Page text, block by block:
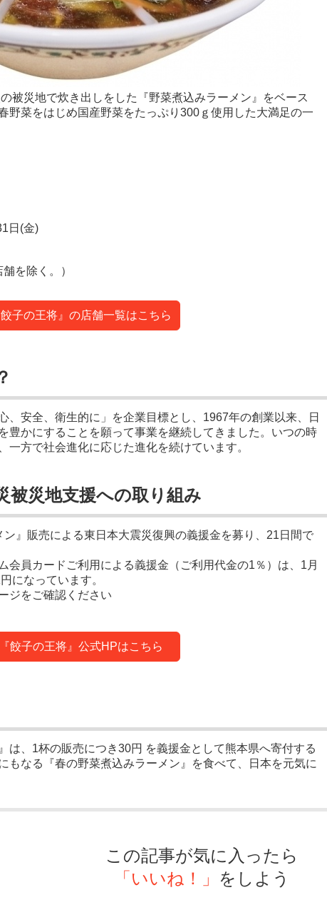
被災地で炊き出しをした『野菜煮込みラーメン』をベース
野菜をはじめ国産野菜をたっぷり300ｇ使用した大満足の一
日(金)
を除く。）
餃子の王将』の店舗一覧はこちら
、安全、衛生的に」を企業目標とし、1967年の創業以来、日
豊かにすることを願って事業を継続してきました。いつの時
一方で社会進化に応じた進化を続けています。
被災地支援への取り組み
』販売による東日本大震災復興の義援金を募り、21日間で
会員カードご利用による義援金（ご利用代金の1％）は、1月
になっています。
ジをご確認ください
『餃子の王将』公式HPはこちら
は、1杯の販売につき30円 を義援金として熊本県へ寄付する
もなる『春の野菜煮込みラーメン』を食べて、日本を元気に
この記事が気に入ったら
「いいね！」 をしよう